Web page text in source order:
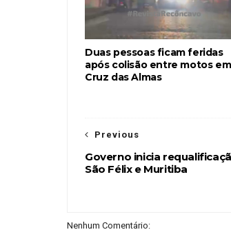
Duas pessoas ficam feridas
após colisão entre motos em
Cruz das Almas
Previous
Governo inicia
São Félix e Muritiba
Nenhum Comentário: